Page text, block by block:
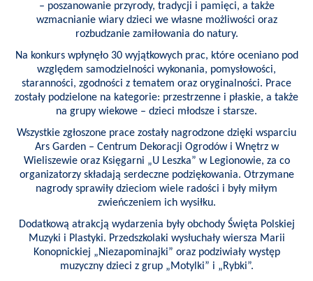
ZAPŁAĆ
PODATEK
ZDROWIE
KONTAKT
CZYSTE
POWIETRZE
REUSE4WILL
WIELISZEWSKIE
WIANKI
– poszanowanie przyrody, tradycji i pamięci, a także
wzmacnianie wiary dzieci we własne możliwości oraz
rozbudzanie zamiłowania do natury.
Na konkurs wpłynęło 30 wyjątkowych prac, które oceniano pod
względem samodzielności wykonania, pomysłowości,
staranności, zgodności z tematem oraz oryginalności. Prace
zostały podzielone na kategorie: przestrzenne i płaskie, a także
na grupy wiekowe – dzieci młodsze i starsze.
Wszystkie zgłoszone prace zostały nagrodzone dzięki wsparciu
Ars Garden – Centrum Dekoracji Ogrodów i Wnętrz w
Wieliszewie oraz Księgarni „U Leszka” w Legionowie, za co
organizatorzy składają serdeczne podziękowania. Otrzymane
nagrody sprawiły dzieciom wiele radości i były miłym
zwieńczeniem ich wysiłku.
Dodatkową atrakcją wydarzenia były obchody Święta Polskiej
Muzyki i Plastyki. Przedszkolaki wysłuchały wiersza Marii
Konopnickiej „Niezapominajki” oraz podziwiały występ
muzyczny dzieci z grup „Motylki” i „Rybki”.